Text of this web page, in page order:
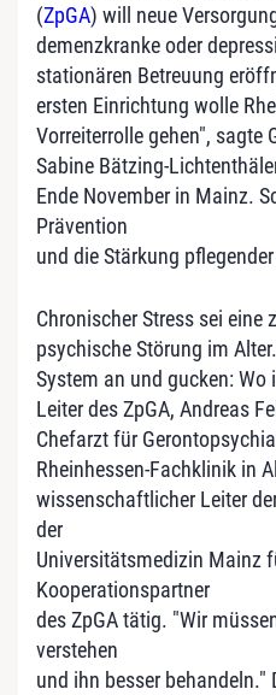
(ZpGA) will neue
demenzkranke oder
stationären Betreuung
ersten Einrichtung wolle
Vorreiterrolle gehen", sagte
Sabine Bätzing-
Ende November in Mainz.
Prävention
und die Stärkung
Chronischer Stress sei eine
psychische Störung im
System an und gucken: Wo
Leiter des ZpGA, Andreas
Chefarzt für
Rheinhessen-Fachklinik in
wissenschaftlicher Leiter
der
Universitätsmedizin Mainz
Kooperationspartner
des ZpGA tätig. "Wir
verstehen
und ihn besser behandeln."